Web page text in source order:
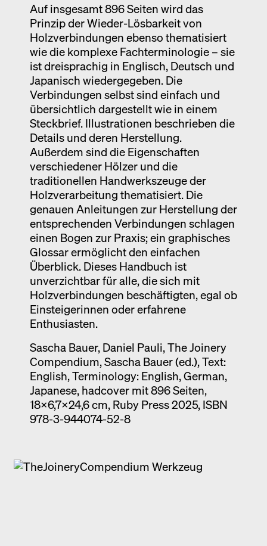
Auf insgesamt 896 Seiten wird das
Prinzip der Wieder-Lösbarkeit von
Holzverbindungen ebenso thematisiert
wie die komplexe Fachterminologie – sie
ist dreisprachig in Englisch, Deutsch und
Japanisch wiedergegeben. Die
Verbindungen selbst sind einfach und
übersichtlich dargestellt wie in einem
Steckbrief. Illustrationen beschrieben die
Details und deren Herstellung.
Außerdem sind die Eigenschaften
verschiedener Hölzer und die
traditionellen Handwerkszeuge der
Holzverarbeitung thematisiert. Die
genauen Anleitungen zur Herstellung der
entsprechenden Verbindungen schlagen
einen Bogen zur Praxis; ein graphisches
Glossar ermöglicht den einfachen
Überblick. Dieses Handbuch ist
unverzichtbar für alle, die sich mit
Holzverbindungen beschäftigten, egal ob
Einsteigerinnen oder erfahrene
Enthusiasten.
Sascha Bauer, Daniel Pauli, The Joinery
Compendium, Sascha Bauer (ed.), Text:
English, Terminology: English, German,
Japanese, hadcover mit 896 Seiten,
18x6,7x24,6 cm, Ruby Press 2025, ISBN
978-3-944074-52-8